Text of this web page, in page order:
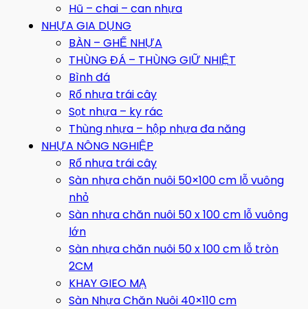
Hũ – chai – can nhựa
NHỰA GIA DỤNG
BÀN – GHẾ NHỰA
THÙNG ĐÁ – THÙNG GIỮ NHIỆT
Bình đá
Rổ nhựa trái cây
Sọt nhựa – ky rác
Thùng nhựa – hộp nhựa đa năng
NHỰA NÔNG NGHIỆP
Rổ nhựa trái cây
Sàn nhựa chăn nuôi 50×100 cm lỗ vuông
nhỏ
Sàn nhựa chăn nuôi 50 x 100 cm lỗ vuông
lớn
Sàn nhựa chăn nuôi 50 x 100 cm lỗ tròn
2CM
KHAY GIEO MẠ
Sàn Nhựa Chăn Nuôi 40×110 cm